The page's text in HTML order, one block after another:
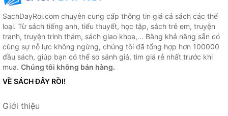
SachDayRoi.com chuyên cung cấp thông tin giá cả sách các thể
loại. Từ sách tiếng anh, tiểu thuyết, học tập, sách trẻ em, truyện
tranh, truyện trinh thám, sách giao khoa,... Bằng khả năng sẵn có
cùng sự nỗ lực không ngừng, chúng tôi đã tổng hợp hơn 100000
đầu sách, giúp bạn có thể so sánh giá, tìm giá rẻ nhất trước khi
mua. Chúng tôi không bán hàng.
VỀ SÁCH ĐÂY RỒI!
Giới thiệu